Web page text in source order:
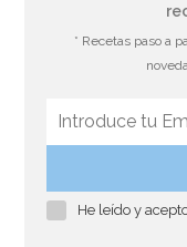
Molde de Silicona
* Recetas paso a
He leído y